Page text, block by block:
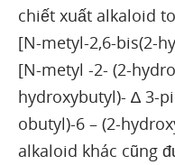
chiết xuất alkaloid
[N-metyl-2,6-bis(2-
[N-metyl -2- (2-
hydroxybutyl)- ∆ 3-
obutyl)-6 – (2-
alkaloid khác cũng